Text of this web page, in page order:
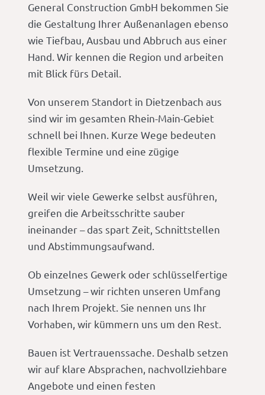
General Construction GmbH bekommen Sie
die Gestaltung Ihrer Außenanlagen ebenso
wie Tiefbau, Ausbau und Abbruch aus einer
Hand. Wir kennen die Region und arbeiten
mit Blick fürs Detail.
Von unserem Standort in Dietzenbach aus
sind wir im gesamten Rhein-Main-Gebiet
schnell bei Ihnen. Kurze Wege bedeuten
flexible Termine und eine zügige
Umsetzung.
Weil wir viele Gewerke selbst ausführen,
greifen die Arbeitsschritte sauber
ineinander – das spart Zeit, Schnittstellen
und Abstimmungsaufwand.
Ob einzelnes Gewerk oder schlüsselfertige
Umsetzung – wir richten unseren Umfang
nach Ihrem Projekt. Sie nennen uns Ihr
Vorhaben, wir kümmern uns um den Rest.
Bauen ist Vertrauenssache. Deshalb setzen
wir auf klare Absprachen, nachvollziehbare
Angebote und einen festen